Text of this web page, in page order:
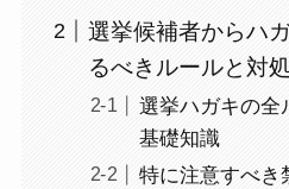
選挙候補者からハ
るべきルールと対
選挙ハガキの全
基礎知識
特に注意すべき